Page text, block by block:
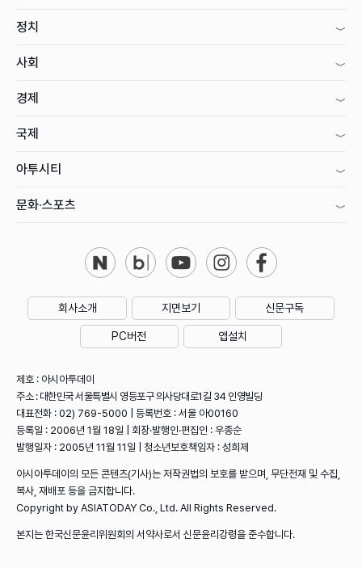
정치
사회
경제
국제
아투시티
문화·스포츠
회사소개 지면보기 신문구독
PC버전 앱설치
제호 : 아시아투데이
주소 : 대한민국 서울특별시 영등포구 의사당대로1길 34 인영빌딩
대표전화 : 02) 769-5000 | 등록번호 : 서울 아00160
등록일 : 2006년 1월 18일 | 회장·발행인·편집인 : 우종순
발행일자 : 2005년 11월 11일 | 청소년보호책임자 : 성희제
아시아투데이의 모든 콘텐츠(기사)는 저작권법의 보호를 받으며, 무단전재 및 수집,
복사, 재배포 등을 금지합니다.
Copyright by ASIATODAY Co., Ltd. All Rights Reserved.
본지는 한국신문윤리위원회의 서약사로서 신문윤리강령을 준수합니다.